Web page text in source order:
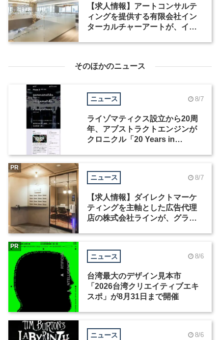
【求人情報】アートコンサルテ
ィングを提供する有限会社イン
ターカルチャーアートが、イン
そのほかのニュース
ニュース 8/7
ライゾマティクス設立から20周
年、アブストラクトエンジンが
クロニクル「20 Years in
ニュース 8/7
【求人情報】ダイレクトマーケ
ティングを主軸とした広告代理
店の株式会社ラインが、グラフ
PR
ニュース 8/6
台湾最大のデザイン見本市
「2026台湾クリエイティブエキ
スポ」が8月31日まで開催
PR
ニュース 8/6